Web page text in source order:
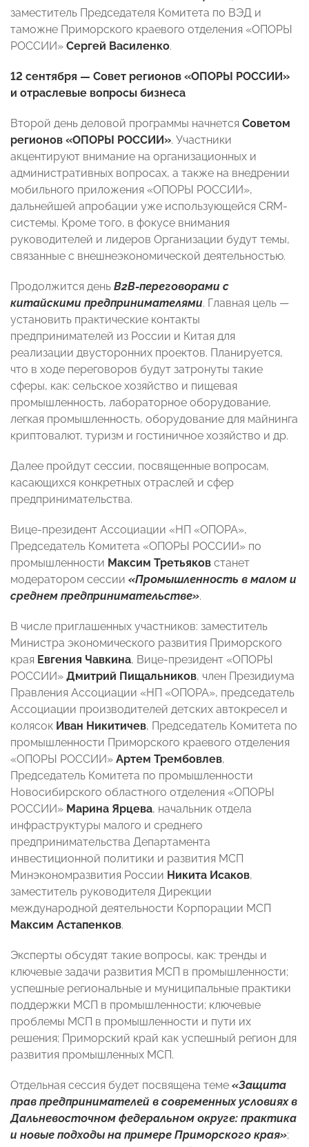
заместитель Председателя Комитета по ВЭД и
таможне Приморского краевого отделения «ОПОРЫ
РОССИИ» Сергей Василенко.
12 сентября — Совет регионов «ОПОРЫ РОССИИ»
и отраслевые вопросы бизнеса
Второй день деловой программы начнется Советом
регионов «ОПОРЫ РОССИИ». Участники
акцентируют внимание на организационных и
административных вопросах, а также на внедрении
мобильного приложения «ОПОРЫ РОССИИ»,
дальнейшей апробации уже использующейся CRM-
системы. Кроме того, в фокусе внимания
руководителей и лидеров Организации будут темы,
связанные с внешнеэкономической деятельностью.
Продолжится день В2В-переговорами с
китайскими предпринимателями. Главная цель —
установить практические контакты
предпринимателей из России и Китая для
реализации двусторонних проектов. Планируется,
что в ходе переговоров будут затронуты такие
сферы, как: сельское хозяйство и пищевая
промышленность, лабораторное оборудование,
легкая промышленность, оборудование для майнинга
криптовалют, туризм и гостиничное хозяйство и др.
Далее пройдут сессии, посвященные вопросам,
касающихся конкретных отраслей и сфер
предпринимательства.
Вице-президент Ассоциации «НП «ОПОРА»,
Председатель Комитета «ОПОРЫ РОССИИ» по
промышленности Максим Третьяков станет
модератором сессии «Промышленность в малом и
среднем предпринимательстве».
В числе приглашенных участников: заместитель
Министра экономического развития Приморского
края Евгения Чавкина, Вице-президент «ОПОРЫ
РОССИИ» Дмитрий Пищальников, член Президиума
Правления Ассоциации «НП «ОПОРА», председатель
Ассоциации производителей детских автокресел и
колясок Иван Никитичев, Председатель Комитета по
промышленности Приморского краевого отделения
«ОПОРЫ РОССИИ» Артем Трембовлев,
Председатель Комитета по промышленности
Новосибирского областного отделения «ОПОРЫ
РОССИИ» Марина Ярцева, начальник отдела
инфраструктуры малого и среднего
предпринимательства Департамента
инвестиционной политики и развития МСП
Минэкономразвития России Никита Исаков,
заместитель руководителя Дирекции
международной деятельности Корпорации МСП
Максим Астапенков.
Эксперты обсудят такие вопросы, как: тренды и
ключевые задачи развития МСП в промышленности;
успешные региональные и муниципальные практики
поддержки МСП в промышленности; ключевые
проблемы МСП в промышленности и пути их
решения; Приморский край как успешный регион для
развития промышленных МСП.
Отдельная сессия будет посвящена теме «Защита
прав предпринимателей в современных условиях в
Дальневосточном федеральном округе: практика
и новые подходы на примере Приморского края»;